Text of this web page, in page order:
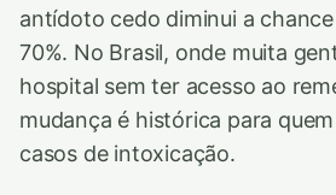
antídoto cedo diminui a
70%. No Brasil, onde muita
hospital sem ter acesso ao
mudança é histórica para
casos de intoxicação.